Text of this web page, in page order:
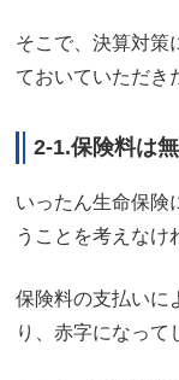
そこで、決算対策
ておいていただき
2-1.保険料は
いったん生命保険
うことを考えなけ
保険料の支払いに
り、赤字になって